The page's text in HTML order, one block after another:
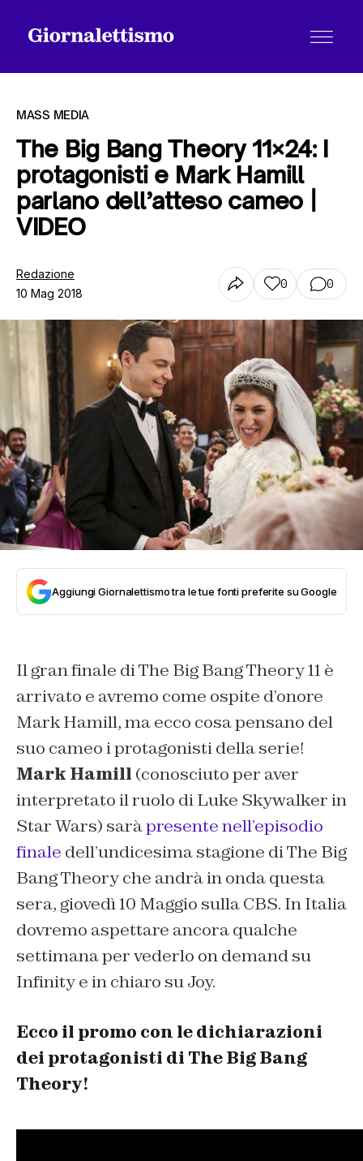
Tutti gli articoli
Contatti
MASS MEDIA
The Big Bang Theory 11×24: I
protagonisti e Mark Hamill
parlano dell’atteso cameo |
VIDEO
Redazione
10 Mag 2018
0 0
Aggiungi Giornalettismo tra le tue fonti preferite su Google
Il gran finale di The Big Bang Theory 11 è
arrivato e avremo come ospite d’onore
Mark Hamill, ma ecco cosa pensano del
suo cameo i protagonisti della serie!
Mark Hamill (conosciuto per aver
interpretato il ruolo di Luke Skywalker in
Star Wars) saràpresente nell’episodio
finale dell’undicesima stagione di The Big
Bang Theory che andrà in onda questa
sera, giovedì 10 Maggio sulla CBS. In Italia
dovremo aspettare ancora qualche
settimana per vederlo on demand su
Infinity e in chiaro su Joy.
Ecco il promo con le dichiarazioni
dei protagonisti di The Big Bang
Theory!